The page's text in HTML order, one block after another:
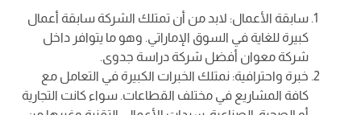
سابقة الأعمال: لابد من أن تمتلك الشركة سابقة أعمال
كبيرة للغاية في السوق الإماراتي. وهو ما يتوافر داخل
شركة معوان أفضل شركة دراسة جدوى.
خبرة واحترافية: نمتلك الخبرات الكبيرة في التعامل مع
كافة المشاريع في مختلف القطاعات. سواء كانت التجارية